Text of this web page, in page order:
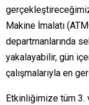
Makine İmalatı
departmanlarında
yakalayabilir, gün
çalışmalarıyla en
Etkinliğimize tüm 3.